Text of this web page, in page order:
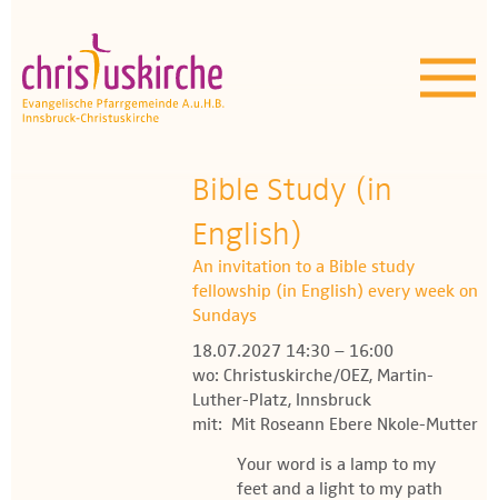
Aktuelles | Über uns
Unser Angebot
Termine
OEZ
Wissenswertes
Medien
Kontakt
Bible Study (in
English)
An invitation to a Bible study
fellowship (in English) every week on
Sundays
18.07.2027 14:30 – 16:00
wo: Christuskirche/OEZ, Martin-
Luther-Platz, Innsbruck
mit: Mit Roseann Ebere Nkole-Mutter
Your word is a lamp to my
feet and a light to my path